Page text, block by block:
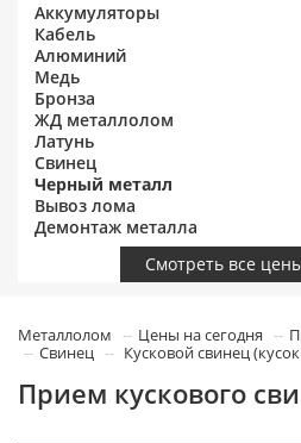
Аккумуляторы
Кабель
Алюминий
Медь
Бронза
ЖД металлолом
Латунь
Свинец
Черный металл
Вывоз лома
Демонтаж металла
Смотреть все
Металлолом Цены на сегодня
Свинец
Кусковой свинец
Прием кускового